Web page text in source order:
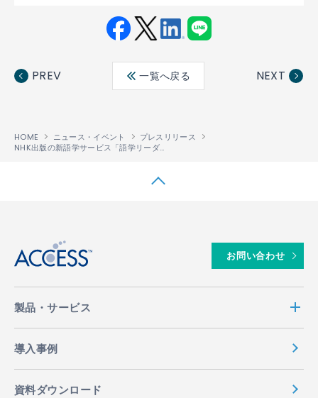
ebo ter
edin
PREV 一覧へ戻る NEXT
HOME ニュース・イベント
プレスリリース
NHK出版の新語学サービス「語学リーダー」に ACCESSのEPUB対応電子出版ソリューション「PUBLUS
お問い合わせ
製品・サービス
導入事例
資料ダウンロード